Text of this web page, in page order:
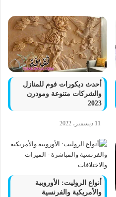
أحدث ديكورات فوم للمنازل
والشركات متنوعة ومودرن
2023
11 ديسمبر، 2022
أنواع الروليت: الأوروبية
والأمريكية والفرنسية